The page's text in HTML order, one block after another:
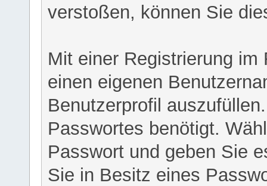
verstoßen, können Sie
Mit einer Registrierung
einen eigenen
Benutzerprofil
Passwortes benötigt.
Passwort und geben Sie
Sie in Besitz eines